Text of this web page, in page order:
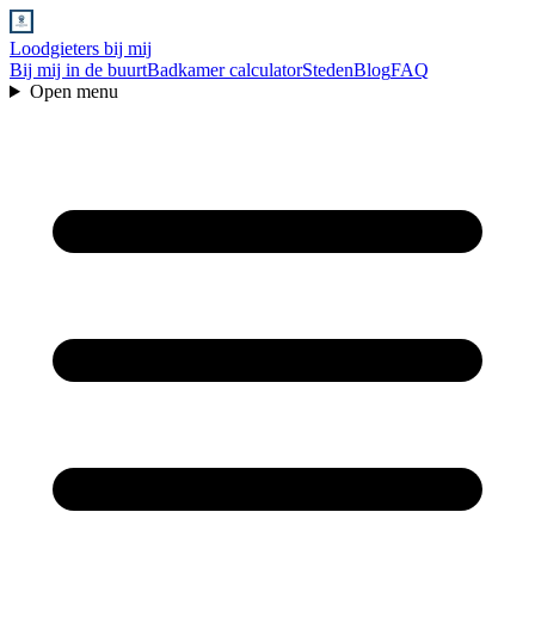
Loodgieters bij mij
Bij mij in de buurtBadkamer calculatorStedenBlogFAQ
Open menu